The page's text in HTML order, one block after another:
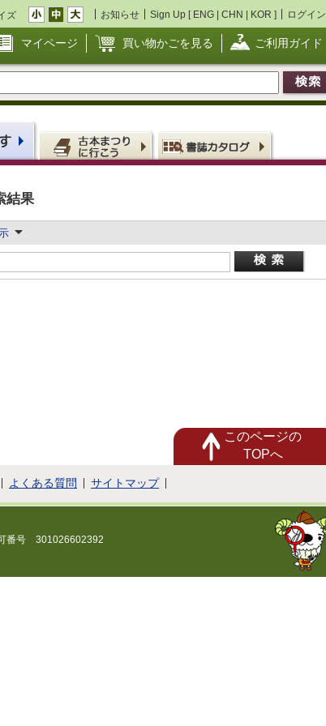
ズ お知らせ Sign Up [ ENG | CHN | KOR ] ログイン
マイページ 買い物かごを見る ご利用ガイド
結果
このページの
TOPへ
よくある質問 サイトマップ
番号 301026602392